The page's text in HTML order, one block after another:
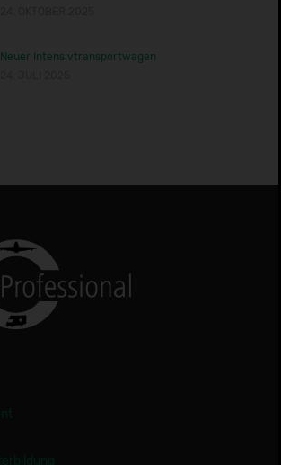
Neuer Intensivtransportwagen